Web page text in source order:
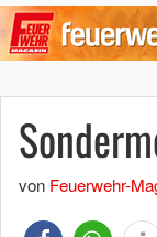
von Feuerwehr-